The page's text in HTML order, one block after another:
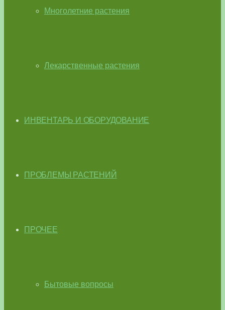
Многолетние растения
Лекарственные растения
ИНВЕНТАРЬ И ОБОРУДОВАНИЕ
ПРОБЛЕМЫ РАСТЕНИЙ
ПРОЧЕЕ
Бытовые вопросы